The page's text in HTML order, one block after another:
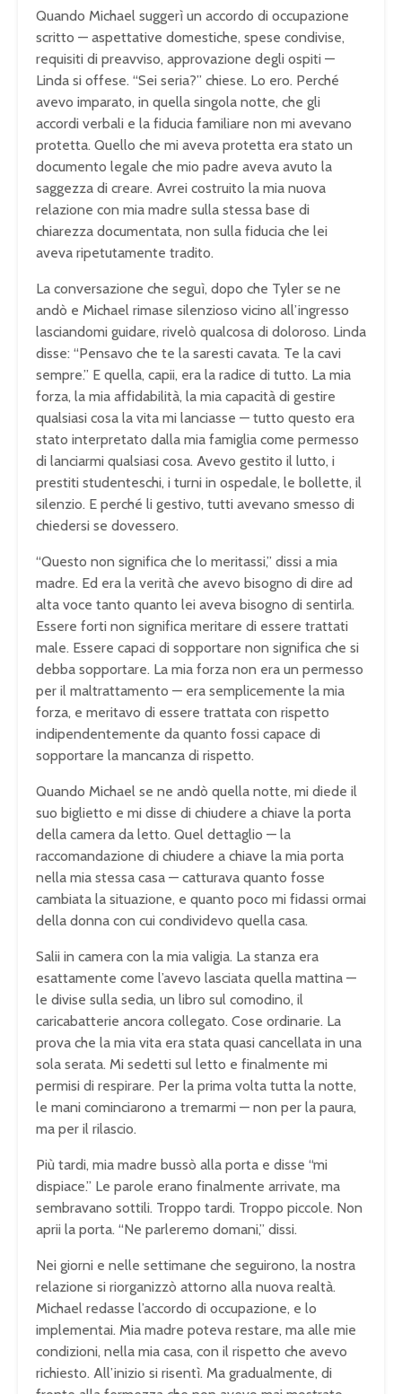
Quando Michael suggerì un accordo di occupazione
scritto — aspettative domestiche, spese condivise,
requisiti di preavviso, approvazione degli ospiti —
Linda si offese. “Sei seria?” chiese. Lo ero. Perché
avevo imparato, in quella singola notte, che gli
accordi verbali e la fiducia familiare non mi avevano
protetta. Quello che mi aveva protetta era stato un
documento legale che mio padre aveva avuto la
saggezza di creare. Avrei costruito la mia nuova
relazione con mia madre sulla stessa base di
chiarezza documentata, non sulla fiducia che lei
aveva ripetutamente tradito.
La conversazione che seguì, dopo che Tyler se ne
andò e Michael rimase silenzioso vicino all’ingresso
lasciandomi guidare, rivelò qualcosa di doloroso. Linda
disse: “Pensavo che te la saresti cavata. Te la cavi
sempre.” E quella, capii, era la radice di tutto. La mia
forza, la mia affidabilità, la mia capacità di gestire
qualsiasi cosa la vita mi lanciasse — tutto questo era
stato interpretato dalla mia famiglia come permesso
di lanciarmi qualsiasi cosa. Avevo gestito il lutto, i
prestiti studenteschi, i turni in ospedale, le bollette, il
silenzio. E perché li gestivo, tutti avevano smesso di
chiedersi se dovessero.
“Questo non significa che lo meritassi,” dissi a mia
madre. Ed era la verità che avevo bisogno di dire ad
alta voce tanto quanto lei aveva bisogno di sentirla.
Essere forti non significa meritare di essere trattati
male. Essere capaci di sopportare non significa che si
debba sopportare. La mia forza non era un permesso
per il maltrattamento — era semplicemente la mia
forza, e meritavo di essere trattata con rispetto
indipendentemente da quanto fossi capace di
sopportare la mancanza di rispetto.
Quando Michael se ne andò quella notte, mi diede il
suo biglietto e mi disse di chiudere a chiave la porta
della camera da letto. Quel dettaglio — la
raccomandazione di chiudere a chiave la mia porta
nella mia stessa casa — catturava quanto fosse
cambiata la situazione, e quanto poco mi fidassi ormai
della donna con cui condividevo quella casa.
Salii in camera con la mia valigia. La stanza era
esattamente come l’avevo lasciata quella mattina —
le divise sulla sedia, un libro sul comodino, il
caricabatterie ancora collegato. Cose ordinarie. La
prova che la mia vita era stata quasi cancellata in una
sola serata. Mi sedetti sul letto e finalmente mi
permisi di respirare. Per la prima volta tutta la notte,
le mani cominciarono a tremarmi — non per la paura,
ma per il rilascio.
Più tardi, mia madre bussò alla porta e disse “mi
dispiace.” Le parole erano finalmente arrivate, ma
sembravano sottili. Troppo tardi. Troppo piccole. Non
aprii la porta. “Ne parleremo domani,” dissi.
Nei giorni e nelle settimane che seguirono, la nostra
relazione si riorganizzò attorno alla nuova realtà.
Michael redasse l’accordo di occupazione, e lo
implementai. Mia madre poteva restare, ma alle mie
condizioni, nella mia casa, con il rispetto che avevo
richiesto. All’inizio si risentì. Ma gradualmente, di